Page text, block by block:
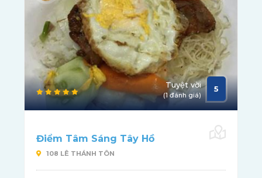
Tuyệt vời
(1 đánh giá)
5
Điểm Tâm Sáng Tây Hồ
108 LÊ THÁNH TÔN